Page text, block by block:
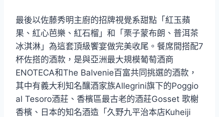
最後以佐藤秀明主廚的招牌視覺系甜點「紅玉蘋
果、紅心芭樂、紅石榴」和「栗子蒙布朗、普洱茶
冰淇淋」為這套頂級饗宴做完美收尾。餐席間搭配7
杯佐搭的酒款，是與亞洲最大規模葡萄酒商
ENOTECA和The Balvenie百富共同挑選的酒款，
其中有義大利知名釀酒家族Allegrini旗下的Poggio
al Tesoro酒莊、香檳區最古老的酒莊Gosset 歌榭
香檳、日本的知名酒造「久野九平治本店Kuheiji